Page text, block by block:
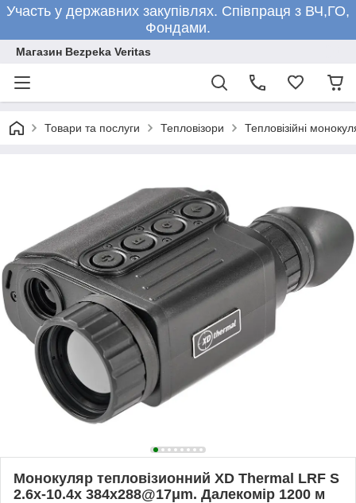
Участь у державних закупівлях. Співпраця з ВЧ,ГО,
Фондами.
Магазин Bezpeka Veritas
Товари та послуги Тепловізори Тепловізійні
Монокуляр тепловізионний XD Thermal LRF S
2.6x-10.4x 384x288@17μm. Далекомір 1200 м